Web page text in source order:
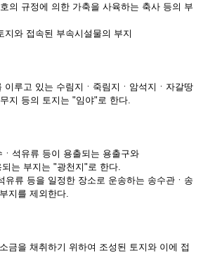
의 규정에 의한 가축을 사육하는 축사 등의 부
지와 접속된 부속시설물의 부지
이루고 있는 수림지ㆍ죽림지ㆍ암석지ㆍ자갈땅
지 등의 토지는 "임야"로 한다.
석유류 등이 용출되는 용출구와
는 부지는 "광천지"로 한다.
유류 등을 일정한 장소로 운송하는 송수관ㆍ송
지를 제외한다.
금을 채취하기 위하여 조성된 토지와 이에 접